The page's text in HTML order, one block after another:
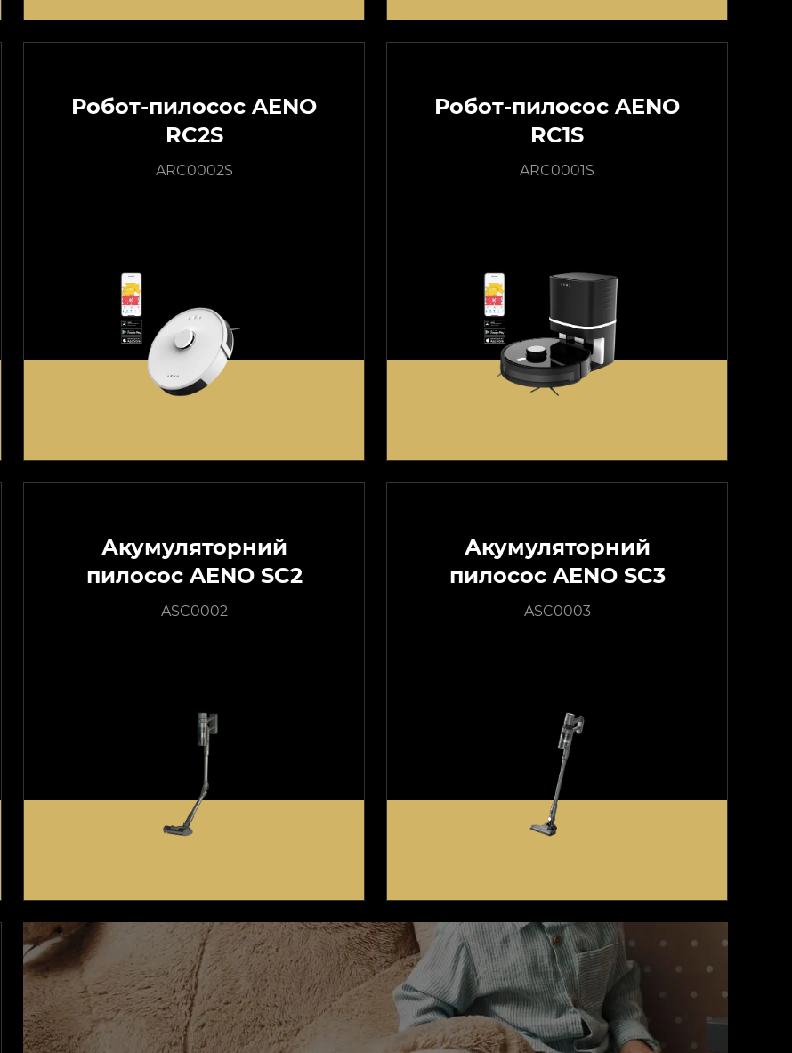
Робот-пилосос AENO
RC2S
ARC0002S
Робот-пилосос AENO
RC1S
ARC0001S
Акумуляторний
пилосос AENO SC2
ASC0002
Акумуляторний
пилосос AENO SC3
ASC0003